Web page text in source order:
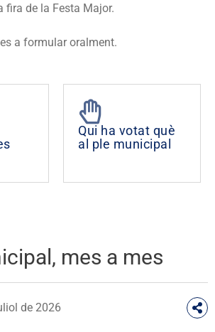
fira de la Festa Major.
a formular oralment.
Qui ha votat què
al ple municipal
mes a mes
de 2026